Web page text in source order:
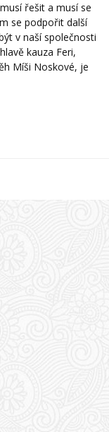
řešit a musí se
se podpořit další
v naší společnosti
kauza Feri,
Míši Noskové, je